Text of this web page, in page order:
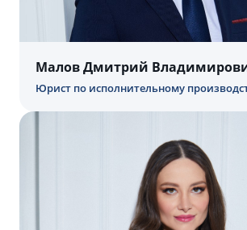
Малов Дмитрий
Юрист по исполнительному